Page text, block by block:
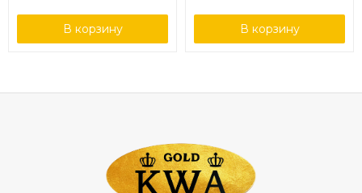
В корзину В корзину